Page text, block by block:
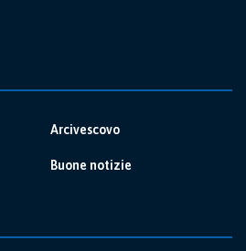
Arcivescovo
Buone notizie